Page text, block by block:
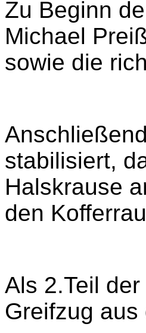
Zu Beginn
Michael
sowie die
stabilisiert,
Halskrause
den
Als 2.Teil
Greifzug